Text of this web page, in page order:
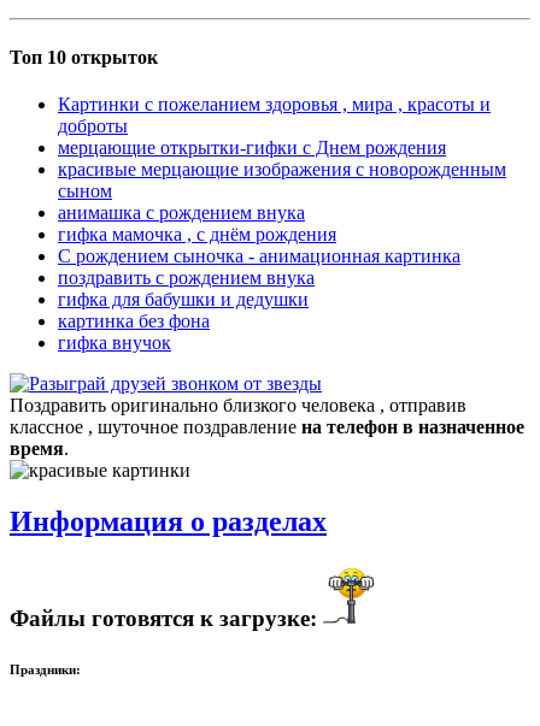
Топ 10 открыток
Картинки с пожеланием здоровья , мира , красоты и
доброты
мерцающие открытки-гифки с Днем рождения
красивые мерцающие изображения с новорожденным
сыном
анимашка с рождением внука
гифка мамочка , с днём рождения
С рождением сыночка - анимационная картинка
поздравить с рождением внука
гифка для бабушки и дедушки
картинка без фона
гифка внучок
Поздравить оригинально близкого человека , отправив
классное , шуточное поздравление на телефон в назначенное
время.
Информация о разделах
Файлы готовятся к загрузке:
Праздники: